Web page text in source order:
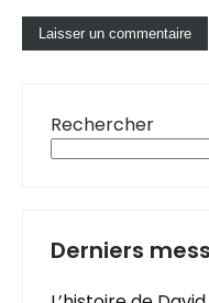
Rechercher
Derniers